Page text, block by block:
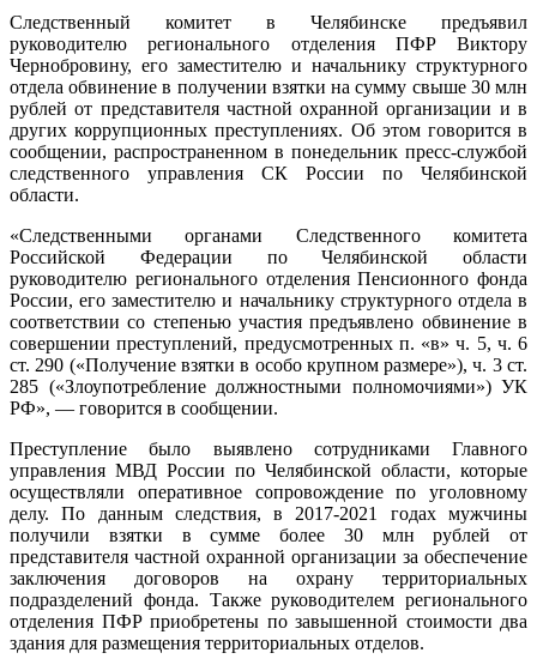
Следственный комитет в Челябинске предъявил
руководителю регионального отделения ПФР Виктору
Чернобровину, его заместителю и начальнику структурного
отдела обвинение в получении взятки на сумму свыше 30 млн
рублей от представителя частной охранной организации и в
других коррупционных преступлениях. Об этом говорится в
сообщении, распространенном в понедельник пресс-службой
следственного управления СК России по Челябинской
области.
«Следственными органами Следственного комитета
Российской Федерации по Челябинской области
руководителю регионального отделения Пенсионного фонда
России, его заместителю и начальнику структурного отдела в
соответствии со степенью участия предъявлено обвинение в
совершении преступлений, предусмотренных п. «в» ч. 5, ч. 6
ст. 290 («Получение взятки в особо крупном размере»), ч. 3 ст.
285 («Злоупотребление должностными полномочиями») УК
РФ», — говорится в сообщении.
Преступление было выявлено сотрудниками Главного
управления МВД России по Челябинской области, которые
осуществляли оперативное сопровождение по уголовному
делу. По данным следствия, в 2017-2021 годах мужчины
получили взятки в сумме более 30 млн рублей от
представителя частной охранной организации за обеспечение
заключения договоров на охрану территориальных
подразделений фонда. Также руководителем регионального
отделения ПФР приобретены по завышенной стоимости два
здания для размещения территориальных отделов.